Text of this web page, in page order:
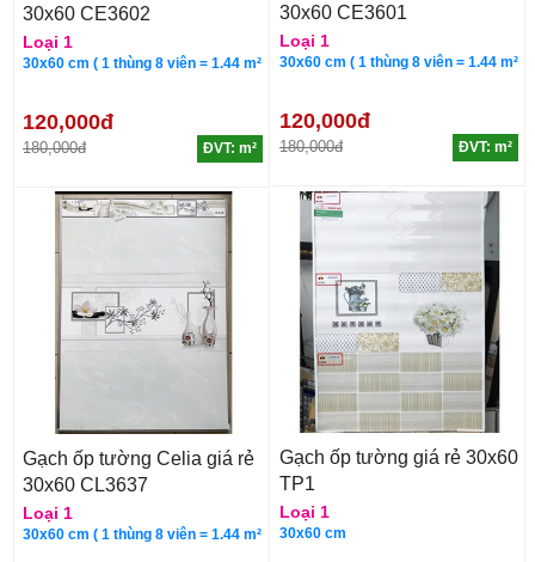
30x60 CE3602
Loại 1
30x60 cm ( 1 thùng 8 viên = 1.44 m²
120,000đ
180,000đ ĐVT: m²
30x60 CE3601
Loại 1
30x60 cm ( 1 thùng 8 viên = 1.44 m²
120,000đ
180,000đ ĐVT: m²
Gạch ốp tường Celia giá rẻ
30x60 CL3637
Loại 1
30x60 cm ( 1 thùng 8 viên = 1.44 m²
Gạch ốp tường giá rẻ 30x60
TP1
Loại 1
30x60 cm